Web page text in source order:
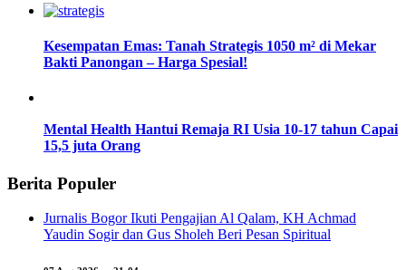
Kesempatan Emas: Tanah Strategis 1050 m² di Mekar
Bakti Panongan – Harga Spesial!
Mental Health Hantui Remaja RI Usia 10-17 tahun Capai
15,5 juta Orang
Berita Populer
Jurnalis Bogor Ikuti Pengajian Al Qalam, KH Achmad
Yaudin Sogir dan Gus Sholeh Beri Pesan Spiritual